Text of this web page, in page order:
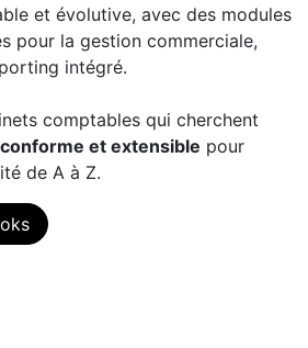
et évolutive, avec des modules
pour la gestion commerciale,
intégré.
comptables qui cherchent
et extensible pour
de A à Z.